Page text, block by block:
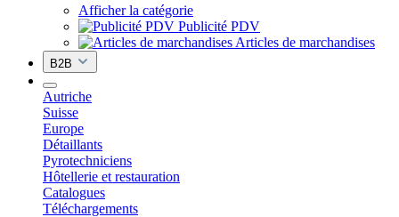
Afficher la catégorie
Publicité PDV
Articles de marchandises
B2B
Autriche
Suisse
Europe
Détaillants
Pyrotechniciens
Hôtellerie et restauration
Catalogues
Téléchargements